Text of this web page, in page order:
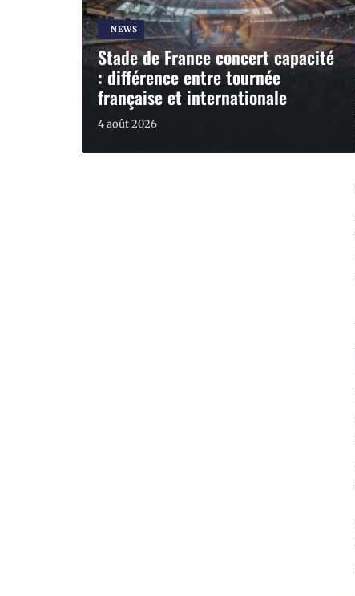
NEWS
Stade de France concert capacité
: différence entre tournée
française et internationale
4 août 2026